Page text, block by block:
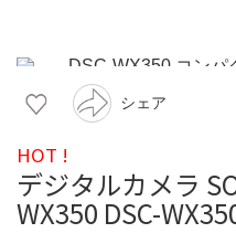
シェア
HOT !
デジタルカメラ
WX350 DSC-